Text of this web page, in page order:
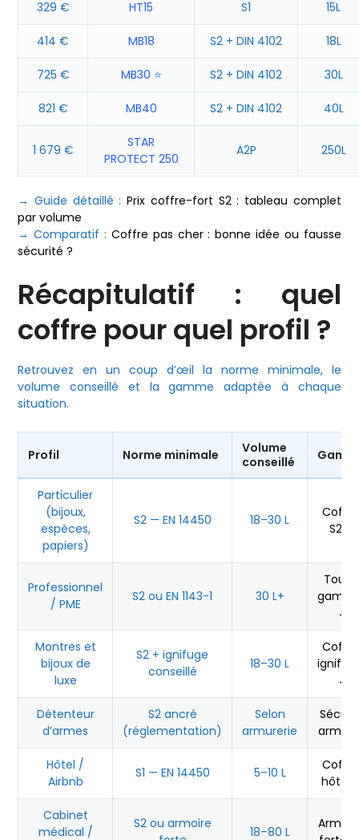
329 € HT15 S1 15L
414 € MB18 S2 + DIN 4102 18L
725 € MB30 ⭐ S2 + DIN 4102 30L
821 € MB40 S2 + DIN 4102 40L
1 679 €
STAR
PROTECT 250
A2P 250L
→ Guide détaillé :Prix coffre-fort S2 : tableau complet
par volume
→ Comparatif : Coffre pas cher : bonne idée ou fausse
sécurité ?
Récapitulatif : quel
coffre pour quel profil ?
Retrouvez en un coup d’œil la norme minimale, le
volume conseillé et la gamme adaptée à chaque
situation.
Profil Norme minimale
Volume
conseillé
Particulier
(bijoux,
espèces,
papiers)
S2 — EN 14450 18–30 L
S2 →
Professionnel
/ PME
S2 ou EN 1143-1 30 L+
→
Montres et
bijoux de
luxe
S2 + ignifuge
conseillé
18–30 L
→
Détenteur
d’armes
S2 ancré
(réglementation)
Selon
armurerie
Hôtel /
Airbnb
S1 — EN 14450 5–10 L
hôtel
Cabinet
médical /
S2 ou armoire
18–80 L